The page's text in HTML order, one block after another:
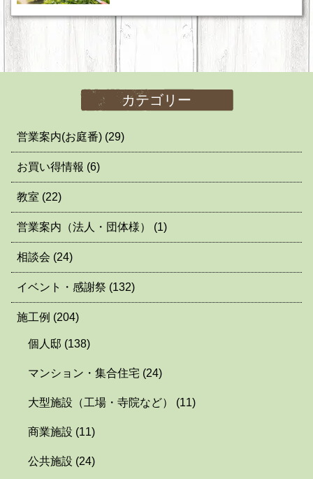
カテゴリー
営業案内(お庭番) (29)
お買い得情報 (6)
教室 (22)
営業案内（法人・団体様） (1)
相談会 (24)
イベント・感謝祭 (132)
施工例 (204)
個人邸 (138)
マンション・集合住宅 (24)
大型施設（工場・寺院など） (11)
商業施設 (11)
公共施設 (24)